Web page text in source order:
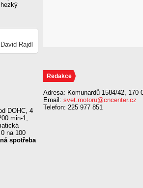
Rajdl
DOHC, 4
min-1,
na 100
spotřeba
Redakce
Adresa: Komunardů 1584/42, 170
Email: svet.motoru@cncenter.cz
Telefon: 225 977 851